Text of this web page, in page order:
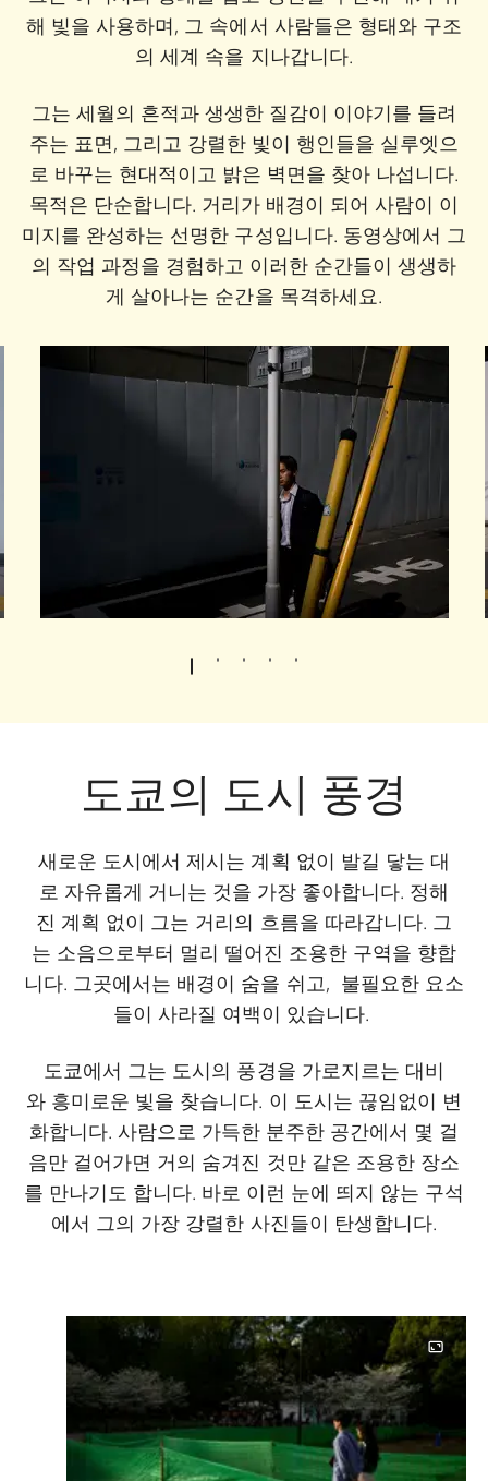
해 빛을 사용하며, 그 속에서 사람들은 형태와 구조
의 세계 속을 지나갑니다.
그는 세월의 흔적과 생생한 질감이 이야기를 들려
주는 표면, 그리고 강렬한 빛이 행인들을 실루엣으
로 바꾸는 현대적이고 밝은 벽면을 찾아 나섭니다.
목적은 단순합니다. 거리가 배경이 되어 사람이 이
미지를 완성하는 선명한 구성입니다. 동영상에서 그
의 작업 과정을 경험하고 이러한 순간들이 생생하
게 살아나는 순간을 목격하세요.
도쿄의 도시 풍경
새로운 도시에서 제시는 계획 없이 발길 닿는 대
로 자유롭게 거니는 것을 가장 좋아합니다. 정해
진 계획 없이 그는 거리의 흐름을 따라갑니다. 그
는 소음으로부터 멀리 떨어진 조용한 구역을 향합
니다. 그곳에서는 배경이 숨을 쉬고, 불필요한 요소
들이 사라질 여백이 있습니다.
도쿄에서 그는 도시의 풍경을 가로지르는 대비
와 흥미로운 빛을 찾습니다. 이 도시는 끊임없이 변
화합니다. 사람으로 가득한 분주한 공간에서 몇 걸
음만 걸어가면 거의 숨겨진 것만 같은 조용한 장소
를 만나기도 합니다. 바로 이런 눈에 띄지 않는 구석
에서 그의 가장 강렬한 사진들이 탄생합니다.